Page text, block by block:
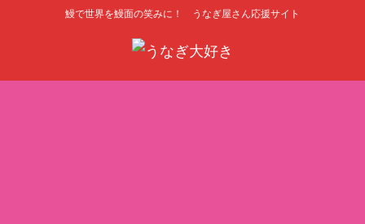
鰻で世界を鰻面の笑みに！ うなぎ屋さん応援サイト